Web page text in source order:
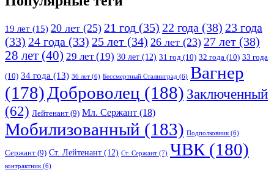
19 лет (15) 20 лет (25) 21 год (35) 22 года (38) 23 года
(33) 24 года (33) 25 лет (34) 26 лет (23) 27 лет (38)
28 лет (40) 29 лет(19) 30 лет (12) 31 год (10) 32 года (10) 33 года
(10) 34 года (13) 36 лет (6) Бессмертный Сталинград (6) Вагнер
(178)Доброволец (188) Заключенный
(62) Лейтенант (9) Мл. Сержант (18)
Мобилизованный (183) Подполковник(6)
Сержант (9) Ст. Лейтенант (12) Ст. Сержант (7) ЧВК(180)
контрактник(6)